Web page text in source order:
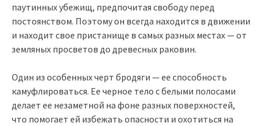
паутинных убежищ, предпочитая свободу перед
постоянством. Поэтому он всегда находится в движении
и находит свое пристанище в самых разных местах — от
земляных просветов до древесных раковин.
Один из особенных черт бродяги — ее способность
камуфлироваться. Ее черное тело с белыми полосами
делает ее незаметной на фоне разных поверхностей,
что помогает ей избежать опасности и охотиться на